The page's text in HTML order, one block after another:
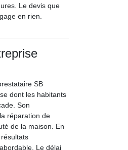
Le devis que
en rien.
SB
dont les habitants
Son
réparation de
de la maison. En
Le délai